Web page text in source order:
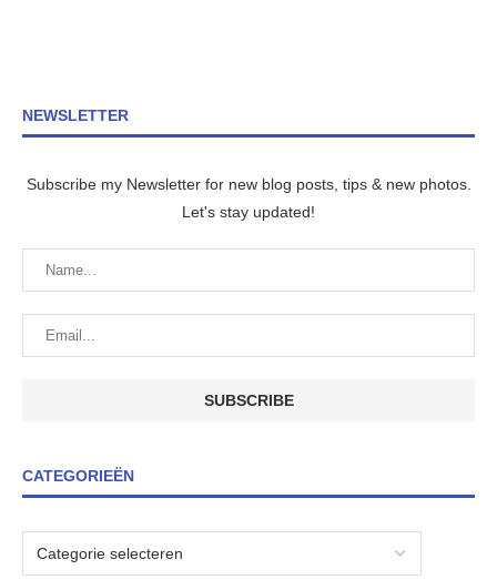
NEWSLETTER
Subscribe my Newsletter for new blog posts, tips & new photos.
Let's stay updated!
CATEGORIEËN